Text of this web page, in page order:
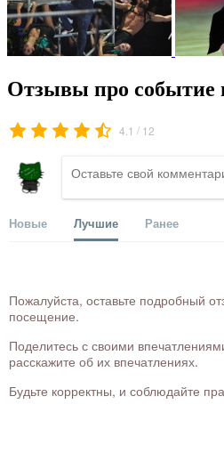
Отзывы про событие
4.1 / 12
Новые Лучшие Ранее
Пожалуйста, оставьте подробный
посещение.
Поделитесь с своими
расскажите об их впечатлениях.
Будьте корректны, и соблюдайте